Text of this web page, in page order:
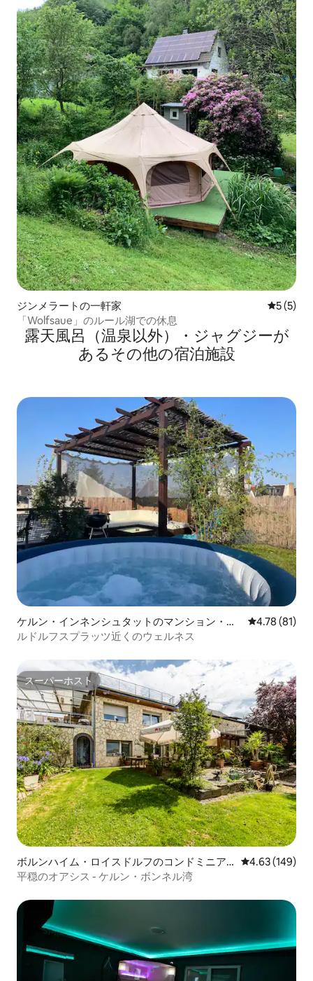
ジンメラートの一軒家 レビュー
5 (5)
「Wolfsaue」のルール湖での休息
露天風呂（温泉以外）・ジャグジーが
あるその他の宿泊施設
ケルン・インネンシュタットのマンション・ア
パート
レビュー81
4.78 (81)
ルドルフスプラッツ近くのウェルネス
スーパーホスト
スーパーホスト
ボルンハイム・ロイスドルフのコンドミニア
ム
レビュー149
4.63 (149)
平穏のオアシス - ケルン・ボンネル湾